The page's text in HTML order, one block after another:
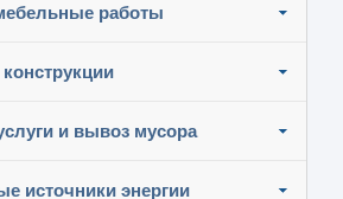
работы
и вывоз мусора
источники энергии